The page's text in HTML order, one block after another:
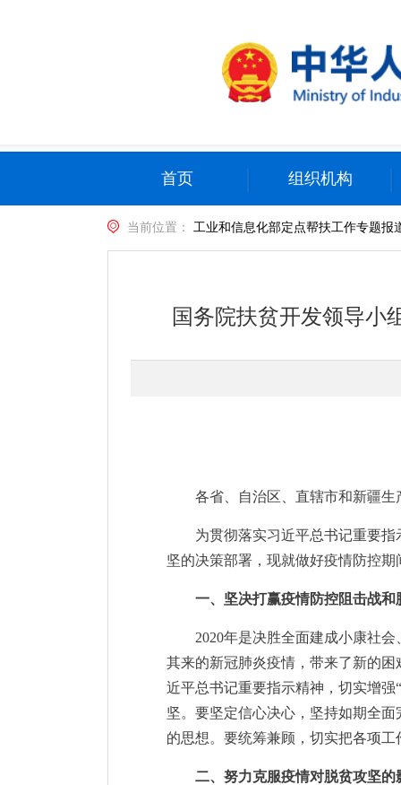
首页 组织机构
当前位置： 工业和信息化部定点帮扶工作专题报
国务院扶贫开发领导小
各省、自治区、直辖市和新疆
为贯彻落实习近平总书记重要
坚的决策部署，现就做好疫情防控
一、坚决打赢疫情防控阻击战和
2020年是决胜全面建成小康社
其来的新冠肺炎疫情，带来了新的
近平总书记重要指示精神，切实增强
坚。要坚定信心决心，坚持如期全
的思想。要统筹兼顾，切实把各项
二、努力克服疫情对脱贫攻坚的